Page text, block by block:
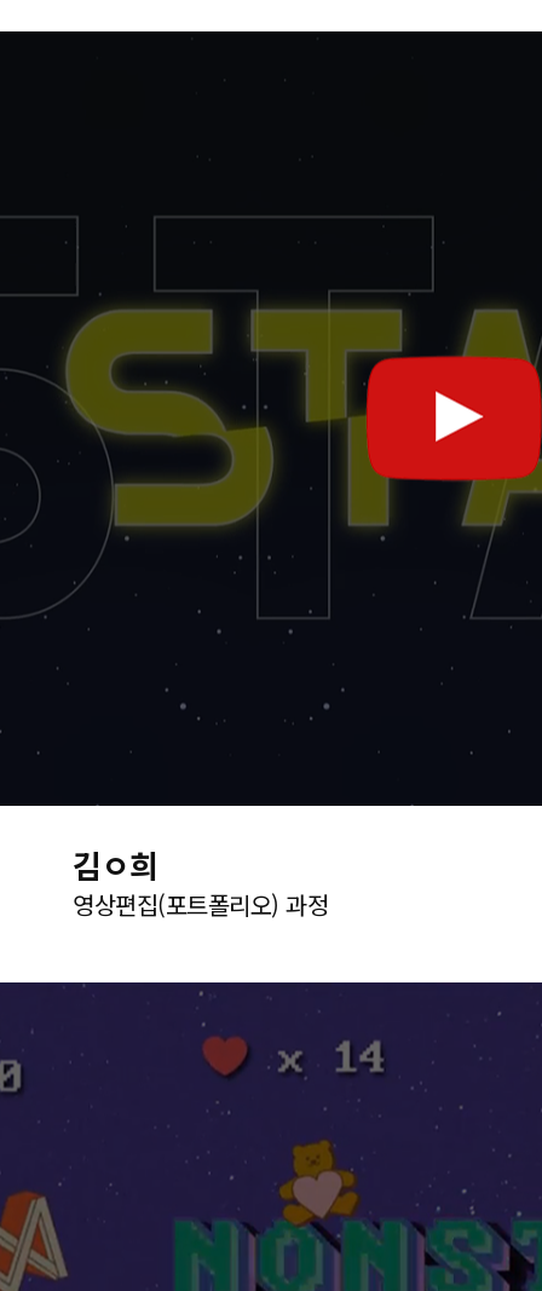
김ㅇ희
영상편집(포트폴리오) 과정